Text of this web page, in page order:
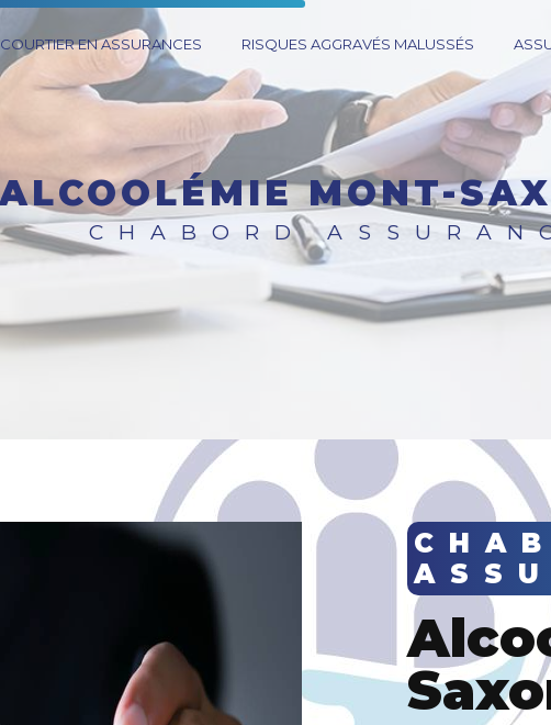
COURTIER EN ASSURANCES RISQUES AGGRAVÉS MALUSSÉS
ALCOOLÉMIE MONT-
CHABORD
CHABORD
alcoolémie à Mont-